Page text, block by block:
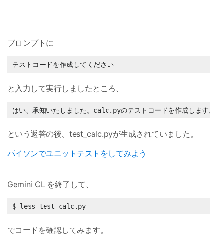
プロンプトに
テストコードを作成してください
と入力して実行しましたところ、
はい、承知いたしました。calc.pyのテストコードを作成しま
という返答の後、test_calc.pyが生成されていました。
パイソンでユニットテストをしてみよう
Gemini CLIを終了して、
$ less test_calc.py
でコードを確認してみます。